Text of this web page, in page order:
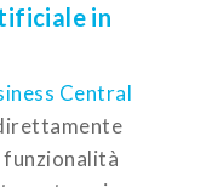
in
Central
funzionalità